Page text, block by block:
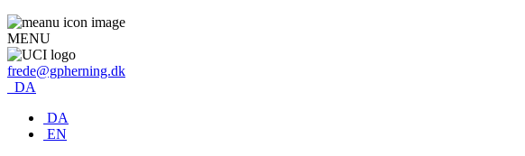
MENU
frede@gpherning.dk
DA
DA
EN